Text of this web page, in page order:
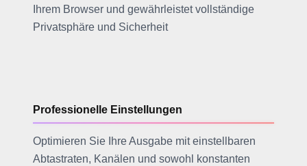
Ihrem Browser und gewährleistet vollständige
Privatsphäre und Sicherheit
Professionelle Einstellungen
Optimieren Sie Ihre Ausgabe mit einstellbaren
Abtastraten, Kanälen und sowohl konstanten